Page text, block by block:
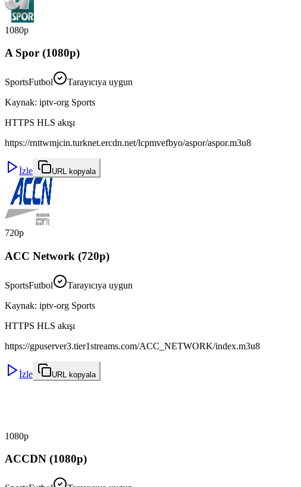
1080p
A Spor (1080p)
SportsFutbol
Tarayıcıya uygun
Kaynak: iptv-org Sports
HTTPS HLS akışı
https://rnttwmjcin.turknet.ercdn.net/lcpmvefbyo/aspor/aspor.m3u8
İzle URL kopyala
720p
ACC Network (720p)
SportsFutbol
Tarayıcıya uygun
Kaynak: iptv-org Sports
HTTPS HLS akışı
https://gpuserver3.tier1streams.com/ACC_NETWORK/index.m3u8
İzle URL kopyala
1080p
ACCDN (1080p)